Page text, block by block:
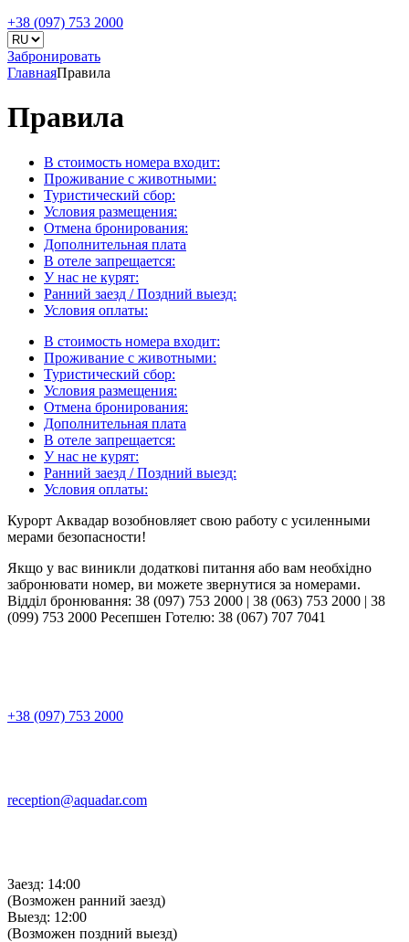
+38 (097) 753 2000
Забронировать
ГлавнаяПравила
Правила
В стоимость номера входит:
Проживание с животными:
Туристический сбор:
Условия размещения:
Отмена бронирования:
Дополнительная плата
В отеле запрещается:
У нас не курят:
Ранний заезд / Поздний выезд:
Условия оплаты:
В стоимость номера входит:
Проживание с животными:
Туристический сбор:
Условия размещения:
Отмена бронирования:
Дополнительная плата
В отеле запрещается:
У нас не курят:
Ранний заезд / Поздний выезд:
Условия оплаты:
Курорт Аквадар возобновляет свою работу с усиленными
мерами безопасности!
Якщо у вас виникли додаткові питання або вам необхідно
забронювати номер, ви можете звернутися за номерами.
Відділ бронювання: 38 (097) 753 2000 | 38 (063) 753 2000 | 38
(099) 753 2000 Ресепшен Готелю: 38 (067) 707 7041
+38 (097) 753 2000
reception@aquadar.com
Заезд: 14:00
(Возможен ранний заезд)
Выезд: 12:00
(Возможен поздний выезд)